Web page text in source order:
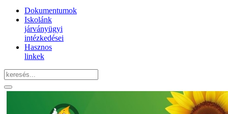
Dokumentumok
Iskolánk
járványügyi
intézkedései
Hasznos
linkek